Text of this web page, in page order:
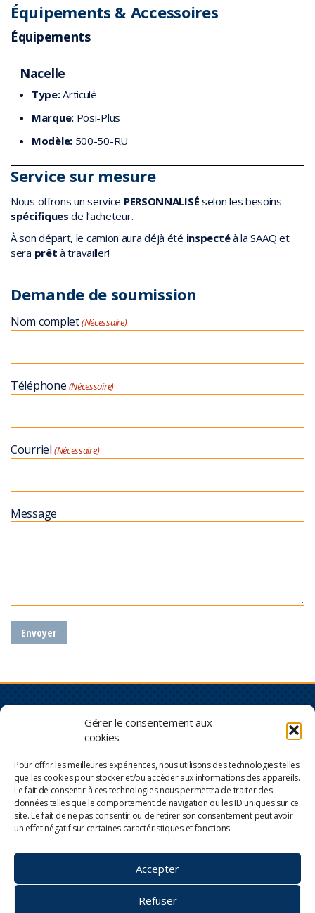
Gérer le consentement aux
cookies
Pour offrir les meilleures expériences, nous utilisons des technologies telles
que les cookies pour stocker et/ou accéder aux informations des appareils.
Le fait de consentir à ces technologies nous permettra de traiter des
données telles que le comportement de navigation ou les ID uniques sur ce
site. Le fait de ne pas consentir ou de retirer son consentement peut avoir
un effet négatif sur certaines caractéristiques et fonctions.
Accepter
Refuser
Équipements & Accessoires
Équipements
Nacelle
Type:Articulé
Marque:Posi-Plus
Modèle:500-50-RU
Service sur mesure
Nous offrons un service PERSONNALISÉ selon les besoins
spécifiques de l’acheteur.
À son départ, le camion aura déjà été inspectéà la SAAQ et
sera prêt à travailler!
Demande de soumission
Nom complet(Nécessaire)
Téléphone (Nécessaire)
Courriel (Nécessaire)
Message
Vous faites partie du
monde du transport?
Spécialisé dans l’entretien et
la réparation de véhicules
lourds depuis plus de
50 ans, Domaine du Diesel
vous souhaite la bienvenue!
NOUS JOINDRE
Avenue (Parc industriel)
3S9
Tél. : 418 387-3036
Téléc. : 418 387-9093
info@domainedudiesel.com